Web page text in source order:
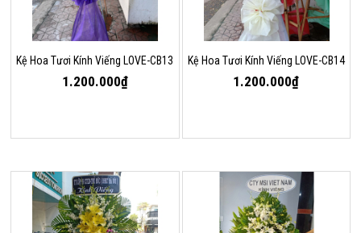
Kệ Hoa Tươi Kính Viếng LOVE-CB13
1.200.000₫
Kệ Hoa Tươi Kính Viếng LOVE-CB14
1.200.000₫